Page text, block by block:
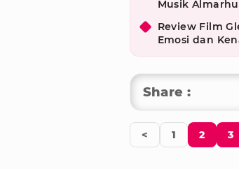
Musik
Review Film
Emosi dan
Share :
< 1 2 3